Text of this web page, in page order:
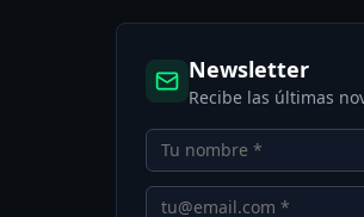
Newsletter
Recibe las últimas